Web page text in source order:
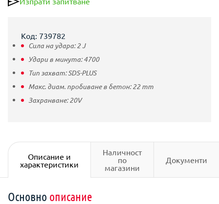
Код: 739782
Сила на удара:2J
Удари в минута:4700
Тип захват:SDS-PLUS
Макс. диам. пробиване в бетон:22mm
Захранване:20V
Описание и
характеристики
Наличност
по
магазини
Документи
Основно описание